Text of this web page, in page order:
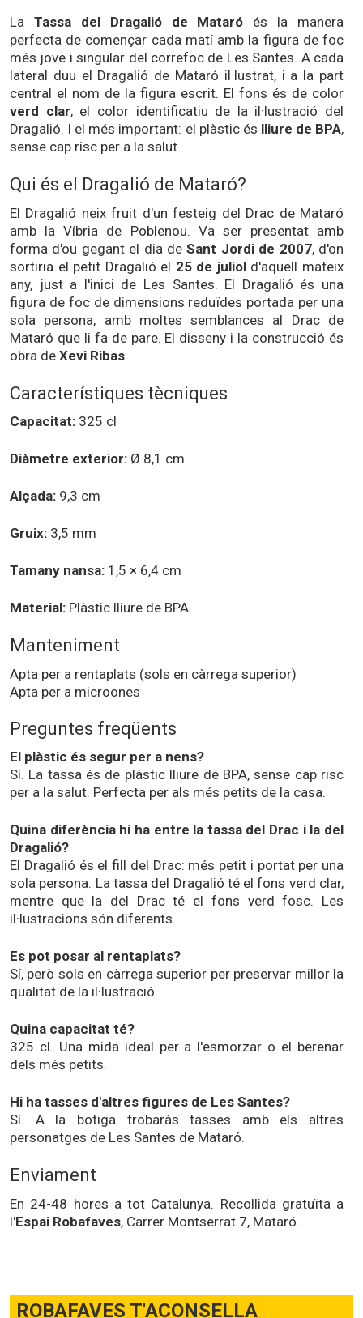
La Tassa del Dragalió de Mataró és la manera
perfecta de començar cada matí amb la figura de foc
més jove i singular del correfoc de Les Santes. A cada
lateral duu el Dragalió de Mataró il·lustrat, i a la part
central el nom de la figura escrit. El fons és de color
verd clar, el color identificatiu de la il·lustració del
Dragalió. I el més important: el plàstic és lliure de BPA,
sense cap risc per a la salut.
Qui és el Dragalió de Mataró?
El Dragalió neix fruit d'un festeig del Drac de Mataró
amb la Víbria de Poblenou. Va ser presentat amb
forma d'ou gegant el dia deSant Jordi de 2007, d'on
sortiria el petit Dragalió el 25 de juliold'aquell mateix
any, just a l'inici de Les Santes. El Dragalió és una
figura de foc de dimensions reduïdes portada per una
sola persona, amb moltes semblances al Drac de
Mataró que li fa de pare. El disseny i la construcció és
obra de Xevi Ribas.
Característiques tècniques
Capacitat: 325 cl
Diàmetre exterior: Ø 8,1 cm
Alçada: 9,3 cm
Gruix: 3,5 mm
Tamany nansa: 1,5 × 6,4 cm
Material: Plàstic lliure de BPA
Manteniment
Apta per a rentaplats (sols en càrrega superior)
Apta per a microones
Preguntes freqüents
El plàstic és segur per a nens?
Sí. La tassa és de plàstic lliure de BPA, sense cap risc
per a la salut. Perfecta per als més petits de la casa.
Quina diferència hi ha entre la tassa del Drac i la del
Dragalió?
El Dragalió és el fill del Drac: més petit i portat per una
sola persona. La tassa del Dragalió té el fons verd clar,
mentre que la del Drac té el fons verd fosc. Les
il·lustracions són diferents.
Es pot posar al rentaplats?
Sí, però sols en càrrega superior per preservar millor la
qualitat de la il·lustració.
Quina capacitat té?
325 cl. Una mida ideal per a l'esmorzar o el berenar
dels més petits.
Hi ha tasses d'altres figures de Les Santes?
Sí. A la botiga trobaràs tasses amb els altres
personatges de Les Santes de Mataró.
Enviament
En 24-48 hores a tot Catalunya. Recollida gratuïta a
l'Espai Robafaves, Carrer Montserrat 7, Mataró.
ROBAFAVES T'ACONSELLA